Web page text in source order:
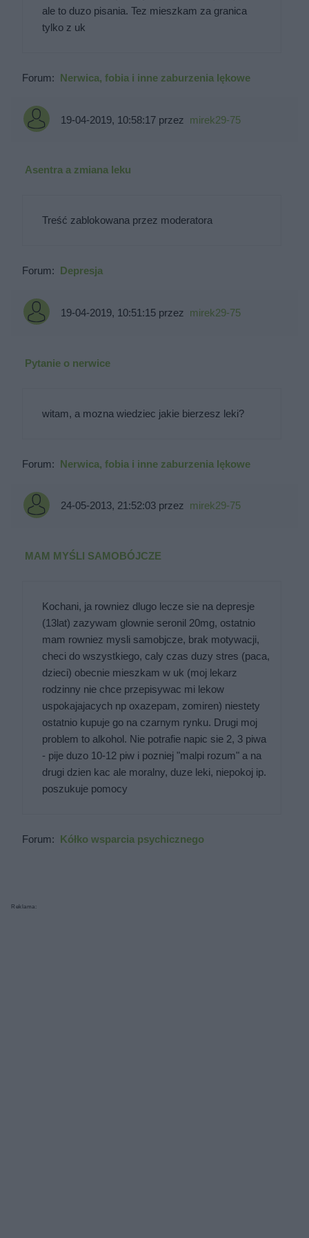
ale to duzo pisania. Tez mieszkam za granica
tylko z uk
Forum: Nerwica, fobia i inne zaburzenia lękowe
19-04-2019, 10:58:17 przez mirek29-75
Asentra a zmiana leku
Treść zablokowana przez moderatora
Forum: Depresja
19-04-2019, 10:51:15 przez mirek29-75
Pytanie o nerwice
witam, a mozna wiedziec jakie bierzesz leki?
Forum: Nerwica, fobia i inne zaburzenia lękowe
24-05-2013, 21:52:03 przez mirek29-75
MAM MYŚLI SAMOBÓJCZE
Kochani, ja rowniez dlugo lecze sie na depresje
(13lat) zazywam glownie seronil 20mg, ostatnio
mam rowniez mysli samobjcze, brak motywacji,
checi do wszystkiego, caly czas duzy stres (paca,
dzieci) obecnie mieszkam w uk (moj lekarz
rodzinny nie chce przepisywac mi lekow
uspokajajacych np oxazepam, zomiren) niestety
ostatnio kupuje go na czarnym rynku. Drugi moj
problem to alkohol. Nie potrafie napic sie 2, 3 piwa
- pije duzo 10-12 piw i pozniej "malpi rozum" a na
drugi dzien kac ale moralny, duze leki, niepokoj ip.
poszukuje pomocy
Forum: Kółko wsparcia psychicznego
Reklama: